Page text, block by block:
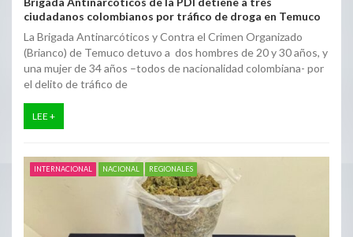
ciudadanos colombianos por tráfico de droga en Temuco
La Brigada Antinarcóticos y Contra el Crimen Organizado
(Brianco) de Temuco detuvo a dos hombres de 20 y 30 años, y
una mujer de 34 años –todos de nacionalidad colombiana- por
el delito de tráfico de
LEE +
INTERNACIONAL NACIONAL REGIONALES